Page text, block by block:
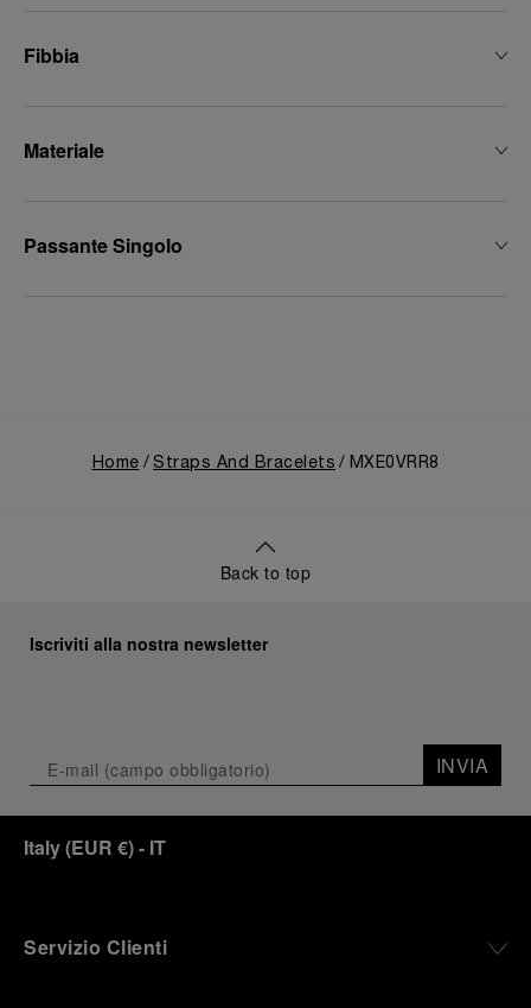
Fibbia
Materiale
Passante Singolo
Home Straps And Bracelets MXE0VRR8
Back to top
Iscriviti alla nostra newsletter
INVIA
Italy(EUR €)- IT
Servizio Clienti